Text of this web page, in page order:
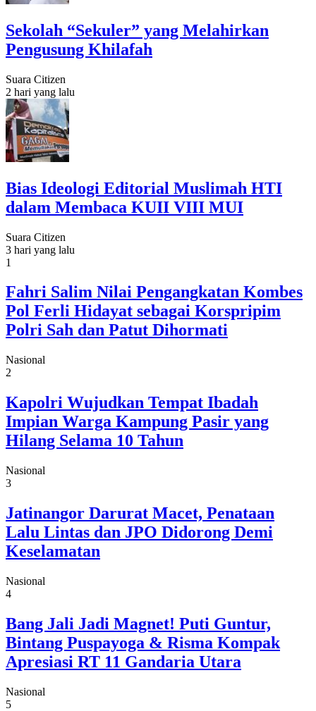
Sekolah “Sekuler” yang Melahirkan
Pengusung Khilafah
Suara Citizen
2 hari yang lalu
Bias Ideologi Editorial Muslimah HTI
dalam Membaca KUII VIII MUI
Suara Citizen
3 hari yang lalu
1
Fahri Salim Nilai Pengangkatan Kombes
Pol Ferli Hidayat sebagai Korspripim
Polri Sah dan Patut Dihormati
Nasional
2
Kapolri Wujudkan Tempat Ibadah
Impian Warga Kampung Pasir yang
Hilang Selama 10 Tahun
Nasional
3
Jatinangor Darurat Macet, Penataan
Lalu Lintas dan JPO Didorong Demi
Keselamatan
Nasional
4
Bang Jali Jadi Magnet! Puti Guntur,
Bintang Puspayoga & Risma Kompak
Apresiasi RT 11 Gandaria Utara
Nasional
5